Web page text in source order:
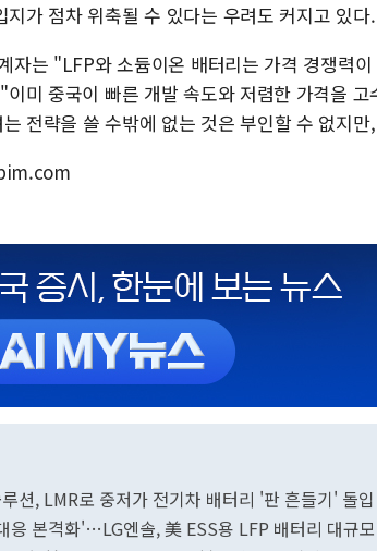
지가 점차 위축될 수 있다는 우려도 커지고 있다.
자는 "LFP와 소듐이온 배터리는 가격 경쟁력
미 중국이 빠른 개발 속도와 저렴한 가격을
전략을 쓸 수밖에 없는 것은 부인할 수 없지
션, LMR로 중저가 전기차 배터리 '판 흔들기' 돌입
응 본격화'…LG엔솔, 美 ESS용 LFP 배터리 대규